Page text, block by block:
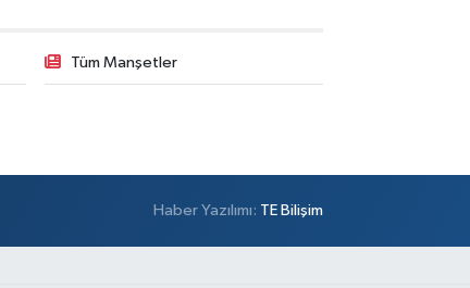
Tüm Manşetler
Haber Yazılımı: TE Bilişim